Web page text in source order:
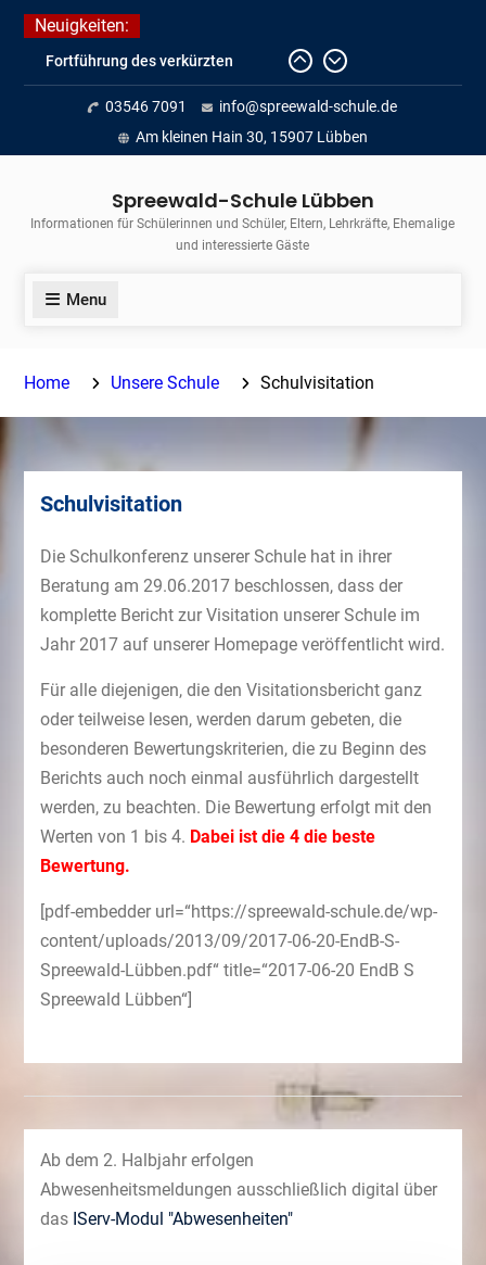
Skip
content
Neuigkeiten:
Fortführung des verkürzten
Unterrichts aufgrund der hohen
Temperaturen (22.06. bis
voraussichtlich zum 26.06.2026)
Journalismus hautnah
Insellauf 2026
03546 7091
info@spreewald-schule.de
Am kleinen Hain 30, 15907 Lübben
Spreewald-Schule Lübben
Informationen für Schülerinnen und Schüler, Eltern, Lehrkräfte, Ehemalige
und interessierte Gäste
Menu
Home Unsere Schule Schulvisitation
Schulvisitation
Die Schulkonferenz unserer Schule hat in ihrer
Beratung am 29.06.2017 beschlossen, dass der
komplette Bericht zur Visitation unserer Schule im
Jahr 2017 auf unserer Homepage veröffentlicht wird.
Für alle diejenigen, die den Visitationsbericht ganz
oder teilweise lesen, werden darum gebeten, die
besonderen Bewertungskriterien, die zu Beginn des
Berichts auch noch einmal ausführlich dargestellt
werden, zu beachten. Die Bewertung erfolgt mit den
Werten von 1 bis 4. Dabei ist die 4 die beste
Bewertung.
[pdf-embedder url=“https://spreewald-schule.de/wp-
content/uploads/2013/09/2017-06-20-EndB-S-
Spreewald-Lübben.pdf“ title=“2017-06-20 EndB S
Spreewald Lübben“]
Ab dem 2. Halbjahr erfolgen
Abwesenheitsmeldungen ausschließlich digital über
das IServ-Modul "Abwesenheiten"